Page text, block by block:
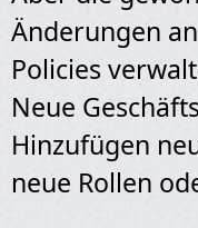
Änderungen
Policies
Neue
Hinzufügen
neue Rollen